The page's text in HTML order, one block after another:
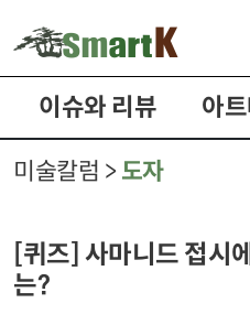
이슈와 리뷰 아
미술칼럼 >도자
[퀴즈] 사마니드 접시
는?